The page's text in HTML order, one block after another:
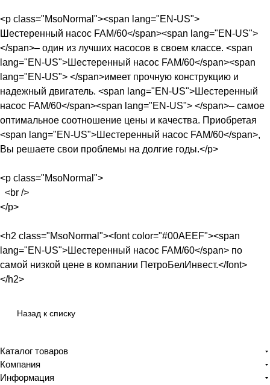
<p class="MsoNormal"><span lang="EN-US">
Шестеренный насос FAM/60</span><span lang="EN-US">
</span>– один из лучших насосов в своем классе. <span
lang="EN-US">Шестеренный насос FAM/60</span><span
lang="EN-US"> </span>имеет прочную конструкцию и
надежный двигатель. <span lang="EN-US">Шестеренный
насос FAM/60</span><span lang="EN-US"> </span>– самое
оптимальное соотношение цены и качества. Приобретая
<span lang="EN-US">Шестеренный насос FAM/60</span>,
Вы решаете свои проблемы на долгие годы.</p>
<p class="MsoNormal">
<br />
</p>
<h2 class="MsoNormal"><font color="#00AEEF"><span
lang="EN-US">Шестеренный насос FAM/60</span> по
самой низкой цене в компании ПетроБелИнвест.</font>
</h2>
Назад к списку
Каталог товаров
Компания
Информация